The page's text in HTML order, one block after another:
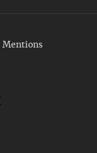
Mentions